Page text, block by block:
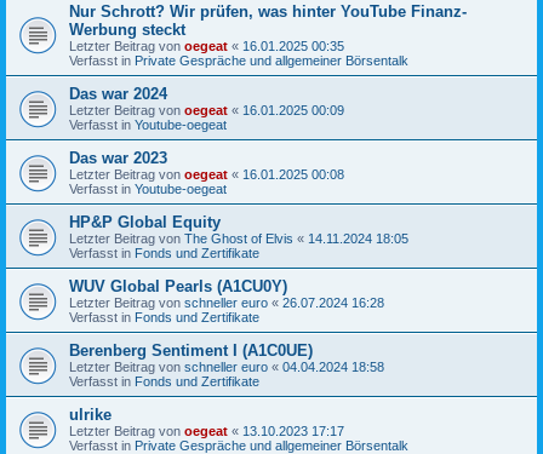
Nur Schrott? Wir prüfen, was hinter YouTube Finanz-
Werbung steckt
Letzter Beitrag von oegeat « 16.01.2025 00:35
Verfasst in Private Gespräche und allgemeiner Börsentalk
Das war 2024
Letzter Beitrag von oegeat « 16.01.2025 00:09
Verfasst in Youtube-oegeat
Das war 2023
Letzter Beitrag von oegeat « 16.01.2025 00:08
Verfasst in Youtube-oegeat
HP&P Global Equity
Letzter Beitrag von The Ghost of Elvis « 14.11.2024 18:05
Verfasst in Fonds und Zertifikate
WUV Global Pearls (A1CU0Y)
Letzter Beitrag von schneller euro « 26.07.2024 16:28
Verfasst in Fonds und Zertifikate
Berenberg Sentiment I (A1C0UE)
Letzter Beitrag von schneller euro « 04.04.2024 18:58
Verfasst in Fonds und Zertifikate
ulrike
Letzter Beitrag von oegeat « 13.10.2023 17:17
Verfasst in Private Gespräche und allgemeiner Börsentalk